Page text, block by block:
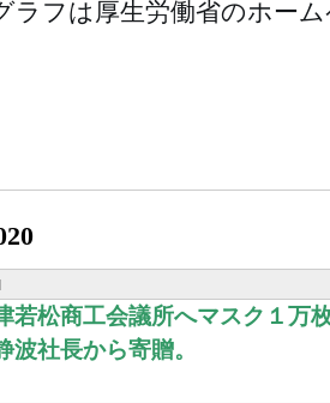
ラフは厚生労働省のホー
|
若松商工会議所へマスク１万
波社長から寄贈。